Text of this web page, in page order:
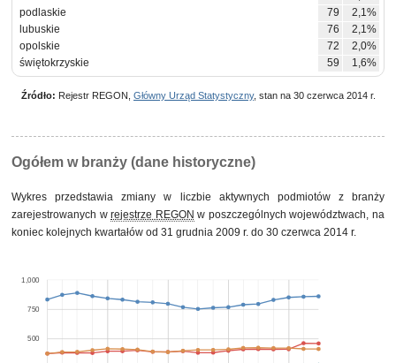
podlaskie
79
2,1%
lubuskie
76
2,1%
opolskie
72
2,0%
świętokrzyskie
59 1,6%
Źródło: Rejestr REGON, Główny Urząd Statystyczny, stan na 30 czerwca 2014 r.
Ogółem w branży (dane historyczne)
Wykres przedstawia zmiany w liczbie aktywnych podmiotów z branży
zarejestrowanych wrejestrze REGON w poszczególnych województwach, na
koniec kolejnych kwartałów od 31 grudnia 2009 r. do 30 czerwca 2014 r.
500
750
1,000